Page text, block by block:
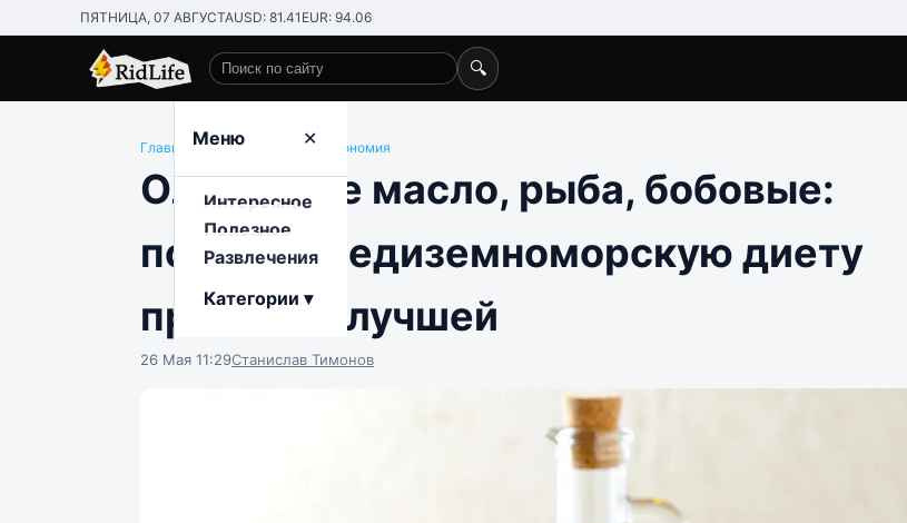
ПЯТНИЦА, 07 АВГУСТАUSD: 81.41 EUR: 94.06
Поиск по сайту
🔍
Меню ✕
Интересное
Полезное
Развлечения
Категории ▾
Главная/Полезное Еда и гастрономия
Оливковое масло, рыба, бобовые:
почему средиземноморскую диету
признают лучшей
26 Мая 11:29Станислав Тимонов